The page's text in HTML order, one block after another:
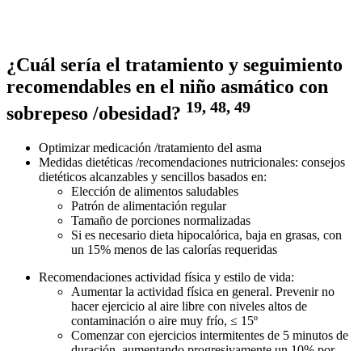
¿Cuál sería el tratamiento y seguimiento
recomendables en el niño asmático con
sobrepeso /obesidad? 19, 48, 49
Optimizar medicación /tratamiento del asma
Medidas dietéticas /recomendaciones nutricionales: consejos
dietéticos alcanzables y sencillos basados en:
Elección de alimentos saludables
Patrón de alimentación regular
Tamaño de porciones normalizadas
Si es necesario dieta hipocalórica, baja en grasas, con
un 15% menos de las calorías requeridas
Recomendaciones actividad física y estilo de vida:
Aumentar la actividad física en general. Prevenir no
hacer ejercicio al aire libre con niveles altos de
contaminación o aire muy frío, ≤ 15º
Comenzar con ejercicios intermitentes de 5 minutos de